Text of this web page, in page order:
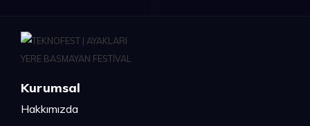
Kurumsal
Hakkımızda